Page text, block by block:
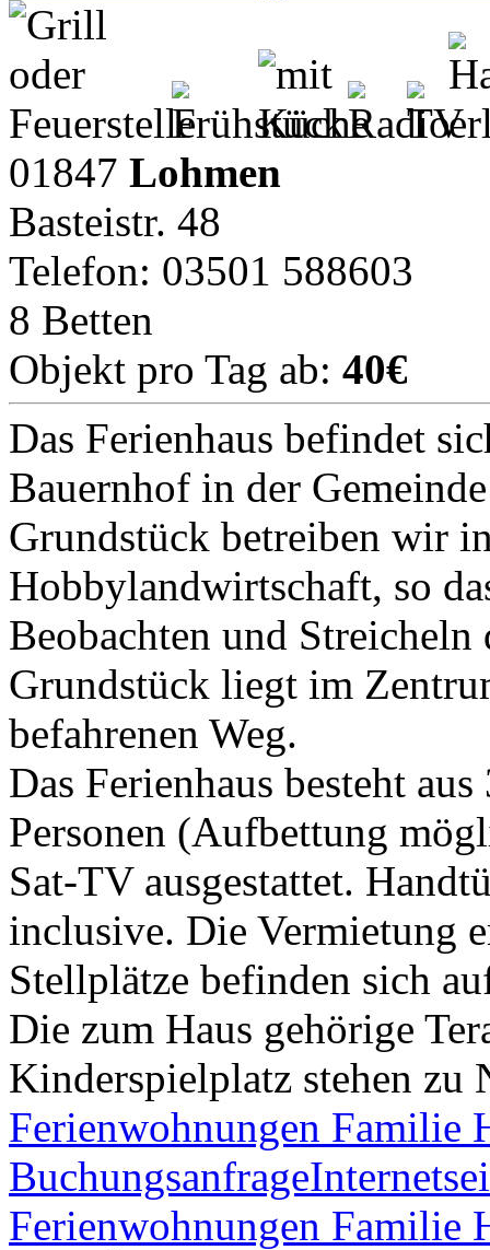
01847 Lohmen
Basteistr. 48
Telefon: 03501 588603
8 Betten
Objekt pro Tag ab: 40€
Das Ferienhaus befindet
Bauernhof in der
Grundstück betreiben wir
Hobbylandwirtschaft, so
Beobachten und Streicheln
Grundstück liegt im
befahrenen Weg.
Das Ferienhaus besteht
Personen (Aufbettung
Sat-TV ausgestattet.
inclusive. Die Vermietung
Stellplätze befinden sich
Die zum Haus gehörige
Kinderspielplatz stehen
Ferienwohnungen Familie
Buchungsanfrage
Ferienwohnungen Familie